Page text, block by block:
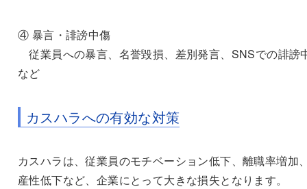
④ 暴言・誹謗中傷
従業員への暴言、名誉毀損、差別発言、SNSでの誹謗
など
カスハラへの有効な対策
カスハラは、従業員のモチベーション低下、離職率増加
産性低下など、企業にとって大きな損失となります。